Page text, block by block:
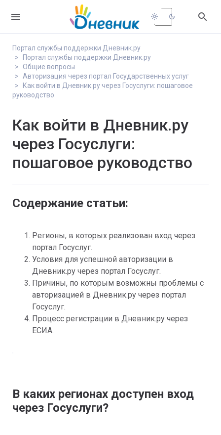
 light_mode dark_mode 
Портал службы поддержки Дневник.ру
Портал службы поддержки Дневник.ру
Общие вопросы
Авторизация через портал Государственных услуг
Как войти в Дневник.ру через Госуслуги: пошаговое
руководство
Как войти в Дневник.ру
через Госуслуги:
пошаговое руководство
Содержание статьи:
Регионы, в которых реализован вход через
портал Госуслуг.
Условия для успешной авторизации в
Дневник.ру через портал Госуслуг.
Причины, по которым возможны проблемы с
авторизацией в Дневник.ру через портал
Госуслуг.
Процесс регистрации в Дневник.ру через
ЕСИА.
В каких регионах доступен вход
через Госуслуги?